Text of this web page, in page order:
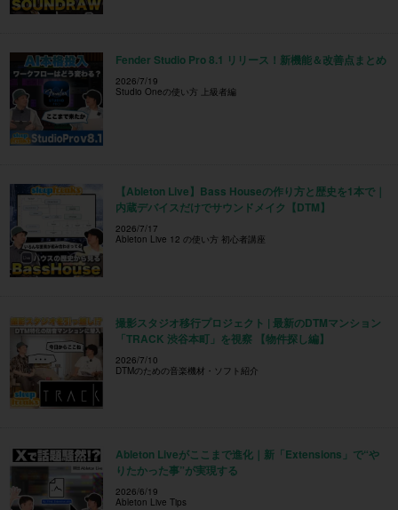
Fender Studio Pro 8.1 リリース！新機能＆改善点まとめ
2026/7/19
Studio Oneの使い方 上級者編
【Ableton Live】Bass Houseの作り方と歴史を1本で｜
内蔵デバイスだけでサウンドメイク【DTM】
2026/7/17
Ableton Live 12 の使い方 初心者講座
撮影スタジオ移行プロジェクト | 最新のDTMマンション
「TRACK 渋谷本町」を視察 【物件探し編】
2026/7/10
DTMのための音楽機材・ソフト紹介
Ableton Liveがここまで進化｜新「Extensions」で“や
りたかった事”が実現する
2026/6/19
Ableton Live Tips